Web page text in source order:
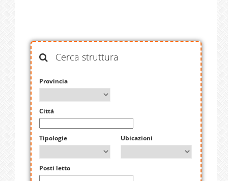
Cerca struttura
Provincia
Città
Tipologie Ubicazioni
Posti letto